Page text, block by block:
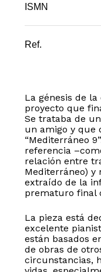
ISMN
Ref.
La génesis de
proyecto que
Se trataba de
un amigo y que
“Mediterráneo
referencia
relación entre
Mediterráneo) y
extraído de la
prematuro final
La pieza está
excelente
están basados
de obras de
circunstancias,